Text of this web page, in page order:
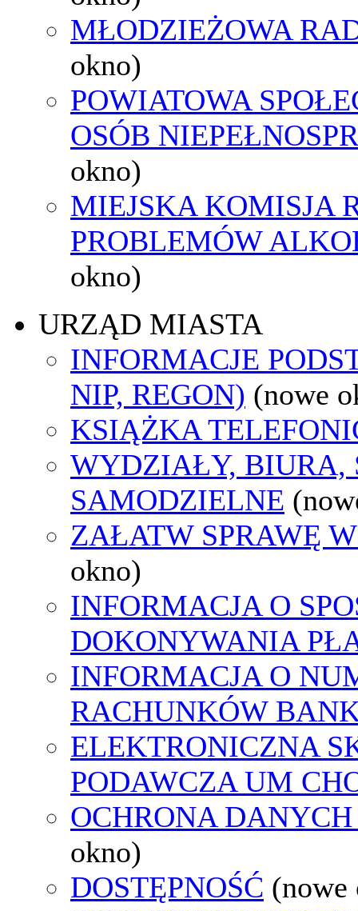
MŁODZIEŻOWA
okno)
POWIATOWA
OSÓB
okno)
MIEJSKA KOMISJA
PROBLEMÓW
okno)
URZĄD MIASTA
INFORMACJE
NIP, REGON) (nowe
KSIĄŻKA
WYDZIAŁY, BIURA,
SAMODZIELNE
ZAŁATW SPRAWĘ
okno)
INFORMACJA O
DOKONYWANIA
INFORMACJA O
RACHUNKÓW
ELEKTRONICZNA
PODAWCZA UM
OCHRONA
okno)
DOSTĘPNOŚĆ (nowe